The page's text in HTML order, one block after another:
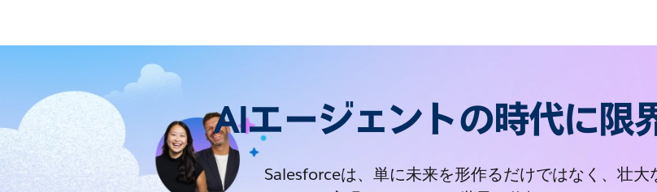
AIエージェントの時代に限
Salesforceは、単に未来を形作るだけではなく、壮